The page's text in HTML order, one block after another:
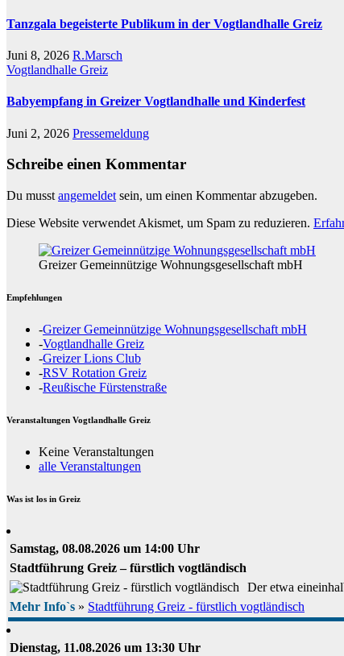
Tanzgala begeisterte Publikum in der Vogtlandhalle Greiz
Juni 8, 2026 R.Marsch
Vogtlandhalle Greiz
Babyempfang in Greizer Vogtlandhalle und Kinderfest
Juni 2, 2026 Pressemeldung
Schreibe einen Kommentar
Du musst angemeldet sein, um einen Kommentar abzugeben.
Diese Website verwendet Akismet, um Spam zu reduzieren.
Greizer Gemeinnützige Wohnungsgesellschaft mbH
Empfehlungen
-Greizer Gemeinnützige Wohnungsgesellschaft mbH
-Vogtlandhalle Greiz
-Greizer Lions Club
-RSV Rotation Greiz
-Reußische Fürstenstraße
Veranstaltungen Vogtlandhalle Greiz
Keine Veranstaltungen
alle Veranstaltungen
Was ist los in Greiz
Samstag, 08.08.2026 um 14:00 Uhr
Stadtführung Greiz – fürstlich vogtländisch
Der etwa
Mehr Info`s » Stadtführung Greiz - fürstlich vogtländisch
Dienstag, 11.08.2026 um 13:30 Uhr